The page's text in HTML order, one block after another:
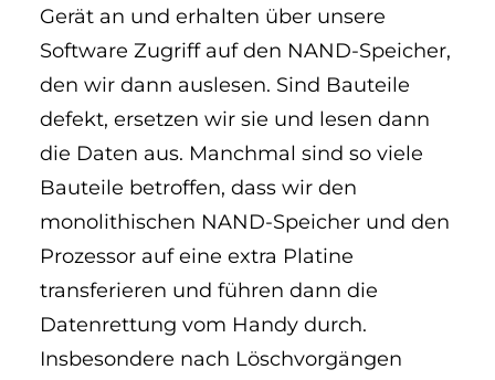
Gerät an und erhalten über unsere
Software Zugriff auf den NAND-Speicher,
den wir dann auslesen. Sind Bauteile
defekt, ersetzen wir sie und lesen dann
die Daten aus. Manchmal sind so viele
Bauteile betroffen, dass wir den
monolithischen NAND-Speicher und den
Prozessor auf eine extra Platine
transferieren und führen dann die
Datenrettung vom Handy durch.
Insbesondere nach Löschvorgängen